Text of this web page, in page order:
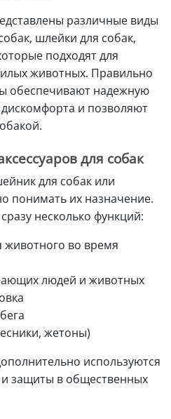
различные виды
шлейки для собак,
подходят для
животных. Правильно
обеспечивают надежную
и позволяют
для собак
для собак или
понимать их назначение.
несколько функций:
животного во время
людей и животных
жетоны)
используются
и защиты в общественных